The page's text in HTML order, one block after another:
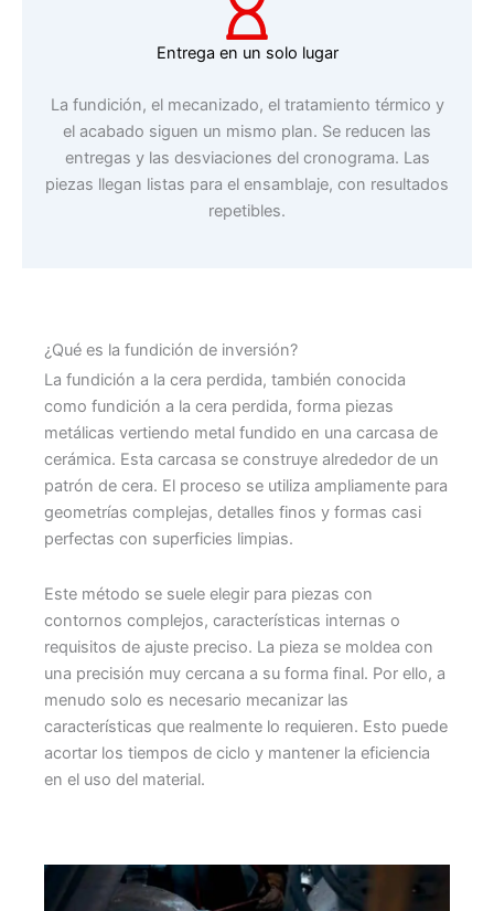
Entrega en un solo lugar
La fundición, el mecanizado, el tratamiento térmico y
el acabado siguen un mismo plan. Se reducen las
entregas y las desviaciones del cronograma. Las
piezas llegan listas para el ensamblaje, con resultados
repetibles.
¿Qué es la fundición de inversión?
La fundición a la cera perdida, también conocida
como fundición a la cera perdida, forma piezas
metálicas vertiendo metal fundido en una carcasa de
cerámica. Esta carcasa se construye alrededor de un
patrón de cera. El proceso se utiliza ampliamente para
geometrías complejas, detalles finos y formas casi
perfectas con superficies limpias.
Este método se suele elegir para piezas con
contornos complejos, características internas o
requisitos de ajuste preciso. La pieza se moldea con
una precisión muy cercana a su forma final. Por ello, a
menudo solo es necesario mecanizar las
características que realmente lo requieren. Esto puede
acortar los tiempos de ciclo y mantener la eficiencia
en el uso del material.